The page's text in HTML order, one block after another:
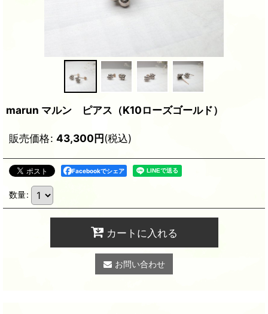
marun マルン ピアス（K10ローズゴールド）
販売価格: 43,300円(税込)
Facebookでシェア
数量:
カートに入れる
お問い合わせ